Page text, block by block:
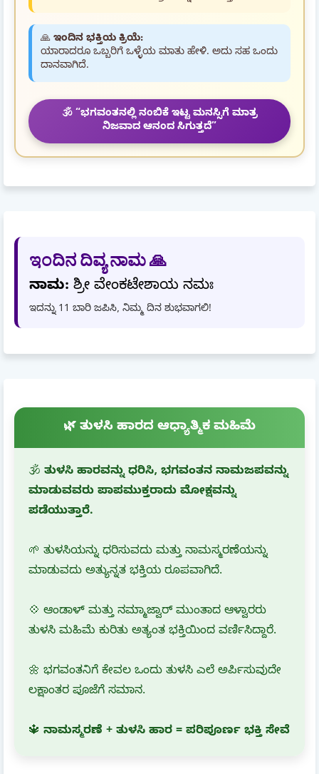
🙏 ಇಂದಿನ ಭಕ್ತಿಯ ಕ್ರಿಯೆ:
ಯಾರಾದರೂ ಒಬ್ಬರಿಗೆ ಒಳ್ಳೆಯ ಮಾತು ಹೇಳಿ. ಅದು ಸಹ ಒಂದು
ದಾನವಾಗಿದೆ.
🕉️ “ಭಗವಂತನಲ್ಲಿ ನಂಬಿಕೆ ಇಟ್ಟ ಮನಸ್ಸಿಗೆ ಮಾತ್ರ
ನಿಜವಾದ ಆನಂದ ಸಿಗುತ್ತದೆ”
ಇಂದಿನ ದಿವ್ಯ ನಾಮ 🙏
ನಾಮ: ಶ್ರೀ ವೇಂಕಟೇಶಾಯ ನಮಃ
ಇದನ್ನು 11 ಬಾರಿ ಜಪಿಸಿ, ನಿಮ್ಮ ದಿನ ಶುಭವಾಗಲಿ!
🌿 ತುಳಸಿ ಹಾರದ ಆಧ್ಯಾತ್ಮಿಕ ಮಹಿಮೆ
🕉️ ತುಳಸಿ ಹಾರವನ್ನು ಧರಿಸಿ, ಭಗವಂತನ ನಾಮಜಪವನ್ನು
ಮಾಡುವವರು ಪಾಪಮುಕ್ತರಾದು ಮೋಕ್ಷವನ್ನು
ಪಡೆಯುತ್ತಾರೆ.
🌱 ತುಳಸಿಯನ್ನು ಧರಿಸುವದು ಮತ್ತು ನಾಮಸ್ಮರಣೆಯನ್ನು
ಮಾಡುವದು ಅತ್ಯುನ್ನತ ಭಕ್ತಿಯ ರೂಪವಾಗಿದೆ.
💠 ಆಂಡಾಳ್ ಮತ್ತು ನಮ್ಮಾಜ್ವಾರ್ ಮುಂತಾದ ಆಳ್ವಾರರು
ತುಳಸಿ ಮಹಿಮೆ ಕುರಿತು ಅತ್ಯಂತ ಭಕ್ತಿಯಿಂದ ವರ್ಣಿಸಿದ್ದಾರೆ.
🌼 ಭಗವಂತನಿಗೆ ಕೇವಲ ಒಂದು ತುಳಸಿ ಎಲೆ ಅರ್ಪಿಸುವುದೇ
ಲಕ್ಷಾಂತರ ಪೂಜೆಗೆ ಸಮಾನ.
🔱 ನಾಮಸ್ಮರಣೆ + ತುಳಸಿ ಹಾರ = ಪರಿಪೂರ್ಣ ಭಕ್ತಿ ಸೇವೆ